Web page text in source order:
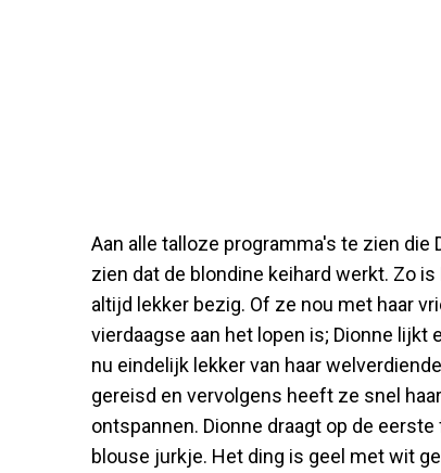
Aan alle talloze programma's te zien die
zien dat de blondine keihard werkt. Zo
altijd lekker bezig. Of ze nou met haar
vierdaagse aan het lopen is; Dionne lijkt
nu eindelijk lekker van haar
gereisd en vervolgens heeft ze snel
ontspannen. Dionne draagt op de
blouse jurkje. Het ding is geel met wit